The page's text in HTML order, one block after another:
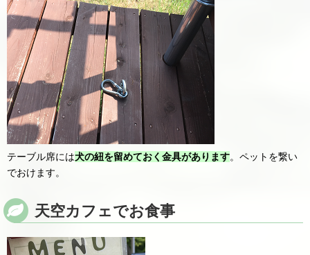
テーブル席には犬の紐を留めておく金具があります。ペットを繋い
でおけます。
天空カフェでお食事